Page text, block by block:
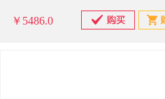
￥5486.0